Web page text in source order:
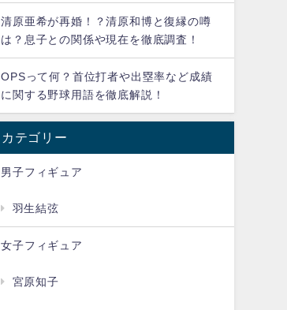
清原亜希が再婚！？清原和博と復縁の噂
は？息子との関係や現在を徹底調査！
OPSって何？首位打者や出塁率など成績
に関する野球用語を徹底解説！
カテゴリー
男子フィギュア
羽生結弦
女子フィギュア
宮原知子